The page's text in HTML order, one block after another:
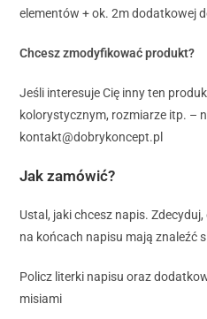
elementów + ok. 2m dodatkowej
Chcesz zmodyfikować produkt?
Jeśli interesuje Cię inny ten
kolorystycznym, rozmiarze itp. –
kontakt@dobrykoncept.pl
Jak zamówić?
Ustal, jaki chcesz napis.
na końcach napisu mają znaleźć
Policz literki napisu oraz
misiami